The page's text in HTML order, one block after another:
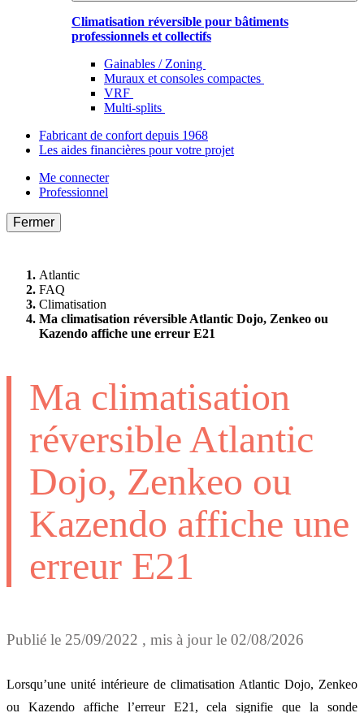
Climatisation réversible pour bâtiments
professionnels et collectifs
Gainables / Zoning
Muraux et consoles compactes
VRF
Multi-splits
Fabricant de confort depuis 1968
Les aides financières pour votre projet
Me connecter
Professionnel
Fermer
Atlantic
FAQ
Climatisation
Ma climatisation réversible Atlantic Dojo, Zenkeo ou
Kazendo affiche une erreur E21
Ma climatisation
réversible Atlantic
Dojo, Zenkeo ou
Kazendo affiche une
erreur E21
Publié le 25/09/2022 , mis à jour le 02/08/2026
Lorsqu’une unité intérieure de climatisation Atlantic Dojo, Zenkeo
ou Kazendo affiche l’erreur E21, cela signifie que la sonde